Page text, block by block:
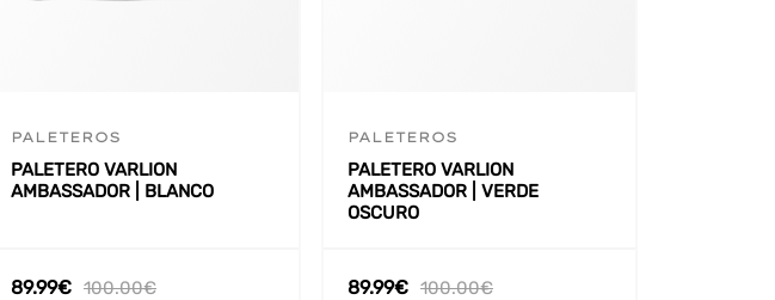
PALETEROS
PALETERO VARLION
AMBASSADOR | BLANCO
100.00€
89.99€
PALETEROS
PALETERO VARLION
AMBASSADOR | VERDE
OSCURO
100.00€
89.99€